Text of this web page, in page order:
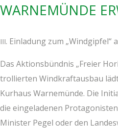
AR­NE­MÜN­DE
III. Ein­la­dung zum „Wind­gip­fel“
Das Akti­ons­bünd­nis „Frei­er
trol­lier­ten Wind­kraft­aus­bau
Kur­haus War­ne­mün­de. Die
die ein­ge­la­de­nen
Minis­ter Pegel oder den